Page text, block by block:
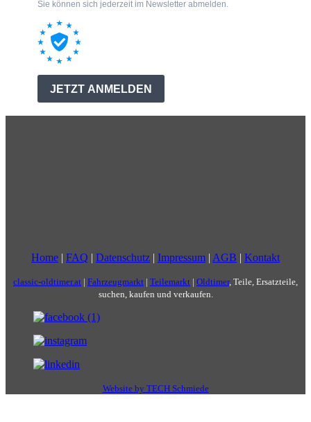
Home | FAQ | Datenschutz | Impressum | AGB | Kontakt
classic-oldtimer.at | Fahrzeugmarkt | Teilemarkt | Oldtimer, Teile, Ersatzteile,
suchen, kaufen und verkaufen.
Website by TECH Schmiede